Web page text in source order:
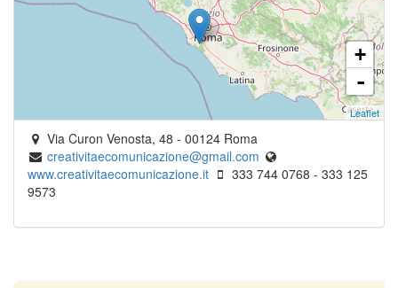
+
-
Leaflet
Via Curon Venosta, 48 - 00124 Roma
creativitaecomunicazione@gmail.com
www.creativitaecomunicazione.it
333 744 0768 - 333 125
9573